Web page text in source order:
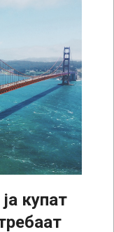
купат